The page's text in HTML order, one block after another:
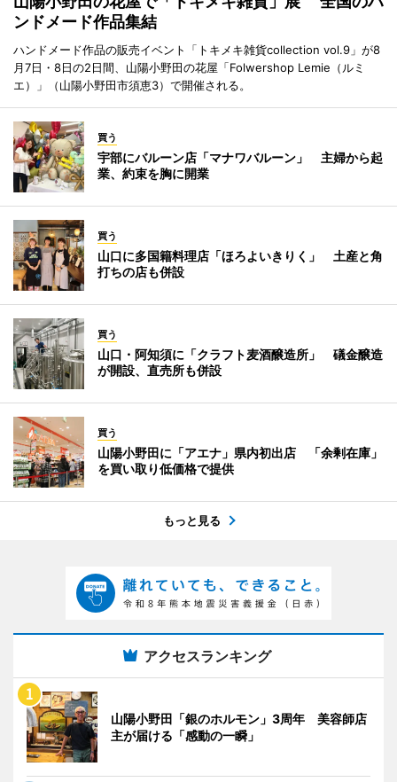
ンドメード作品集結
ハンドメード作品の販売イベント「トキメキ雑貨collection vol.9」が8
月7日・8日の2日間、山陽小野田の花屋「Folwershop Lemie（ルミ
エ）」（山陽小野田市須恵3）で開催される。
買う
宇部にバルーン店「マナワバルーン」 主婦から起
業、約束を胸に開業
買う
山口に多国籍料理店「ほろよいきりく」 土産と角
打ちの店も併設
買う
山口・阿知須に「クラフト麦酒醸造所」 礒金醸造
が開設、直売所も併設
買う
山陽小野田に「アエナ」県内初出店 「余剰在庫」
を買い取り低価格で提供
もっと見る
アクセスランキング
山陽小野田「銀のホルモン」3周年 美容師店
主が届ける「感動の一瞬」